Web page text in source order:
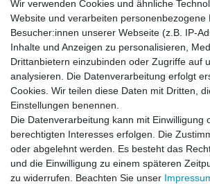
Viale della Stazione 4/A3
42048 Rubiera Italia
Zubehör
-13%
Lexanfarbe Smoke
Scheibentöner
In den
*inkl. ges. MwSt.zzgl.
Wir verwenden Cookies und ähnliche
Website und verarbeiten personenbezogene
Besucher:innen unserer Webseite (z.B. IP-
Inhalte und Anzeigen zu personalisieren,
Drittanbietern einzubinden oder Zugriffe auf
analysieren. Die Datenverarbeitung erfolgt
Cookies. Wir teilen diese Daten mit Dritten,
Einstellungen benennen.
Die Datenverarbeitung kann mit Einwilligung
berechtigten Interesses erfolgen. Die
oder abgelehnt werden. Es besteht das
und die Einwilligung zu einem späteren
zu widerrufen. Beachten Sie unser